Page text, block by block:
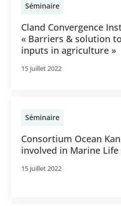
Séminaire
Cland Convergence
« Barriers & solution
inputs in agriculture »
15 juillet 2022
Séminaire
Consortium Ocean
involved in Marine Life
15 juillet 2022